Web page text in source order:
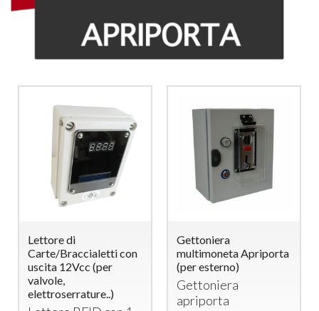
Lettore di
Carte/Braccialetti con
uscita 12Vcc (per
valvole,
elettroserrature..)
Gettoniera
multimoneta Apriporta
(per esterno)
Gettoniera
apriporta